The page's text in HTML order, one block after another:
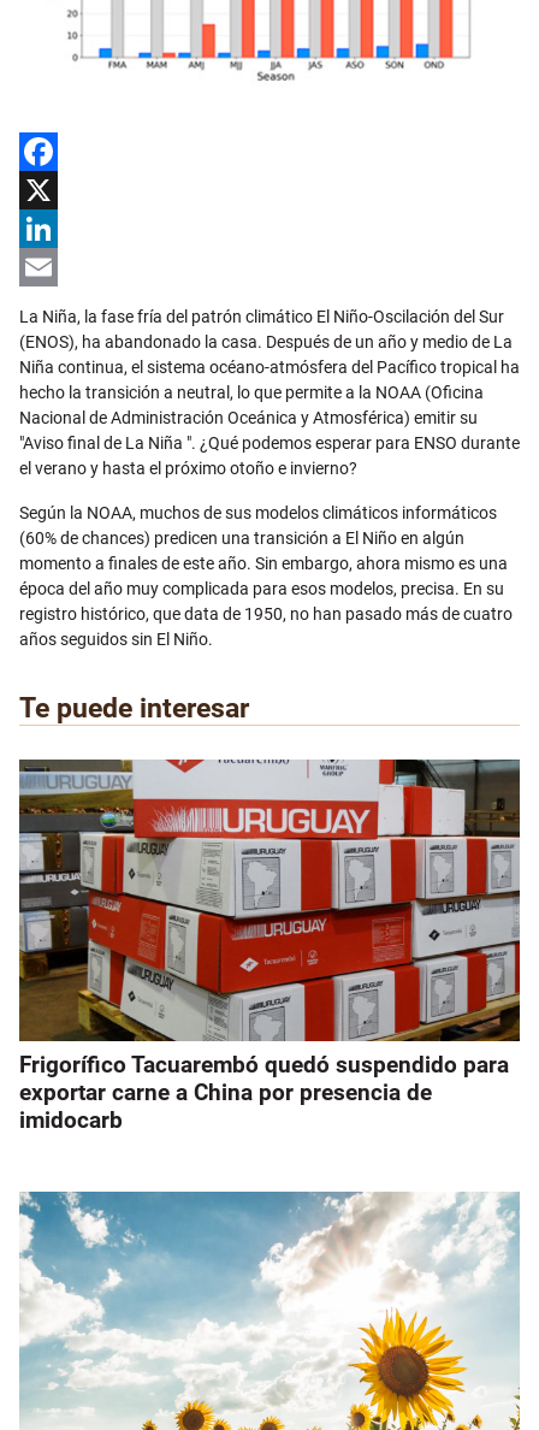
Facebook
X
LinkedIn
Email
La Niña, la fase fría del patrón climático El Niño-Oscilación del Sur
(ENOS), ha abandonado la casa. Después de un año y medio de La
Niña continua, el sistema océano-atmósfera del Pacífico tropical ha
hecho la transición a neutral, lo que permite a la NOAA (Oficina
Nacional de Administración Oceánica y Atmosférica) emitir su
"Aviso final de La Niña ". ¿Qué podemos esperar para ENSO durante
el verano y hasta el próximo otoño e invierno?
Según la NOAA, muchos de sus modelos climáticos informáticos
(60% de chances) predicen una transición a El Niño en algún
momento a finales de este año. Sin embargo, ahora mismo es una
época del año muy complicada para esos modelos, precisa. En su
registro histórico, que data de 1950, no han pasado más de cuatro
años seguidos sin El Niño.
Te puede interesar
Frigorífico Tacuarembó quedó suspendido para
exportar carne a China por presencia de
imidocarb